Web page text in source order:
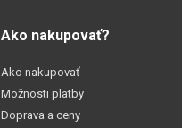
Ako nakupovať?
Ako nakupovať
Možnosti platby
Doprava a ceny